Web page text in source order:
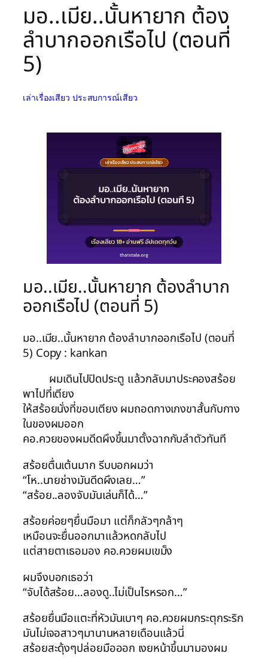
มอ..เมีย..นั้นหายาก ต้อง
ลำบากออกเรือไป (ตอนที่
5)
เล่าเรื่องเสียว ประสบการณ์เสียว
มอ..เมีย..นั้นหายาก ต้องลำบาก
ออกเรือไป (ตอนที่ 5)
มอ..เมีย..นั้นหายาก ต้องลำบากออกเรือไป (ตอนที่
5) Copy : kankan
ผมเดินไปปิดประตู แล้วกลับมาประคองสร้อย
พาไปที่เตียง
ให้สร้อยนั่งที่ขอบเตียง ผมถอดกางเกงขาสั้นกับกาง
ในของผมออก
คอ.ควยของผมดีดผึงขึ้นมาตั้งฉากกับลำตัวทันที
สร้อยตื่นเต้นมาก รีบบอกผมว่า
“โห..นายช่างมันดีดผึงเลย…”
“สร้อย..ลองจับมันเล่นก็ได้…”
สร้อยค่อยๆยื่นมือมา แต่ก็กลัวๆกล้าๆ
เหมือนจะยื่นออกมาแล้วหดกลับไป
แต่สายตาเธอมอง คอ.ควยผมเขม็ง
ผมจึงบอกเธอว่า
“จับได้สร้อย…ลองดู..ไม่เป็นไรหรอก…”
สร้อยยื่นมือแตะที่หัวมันเบาๆ คอ.ควยผมกระตุกระริก
มันไม่เจอสาวๆมานานหลายเดือนแล้วนี่
สร้อยสะดุ้งๆปล่อยมือออก เงยหน้าขึ้นมามองผม